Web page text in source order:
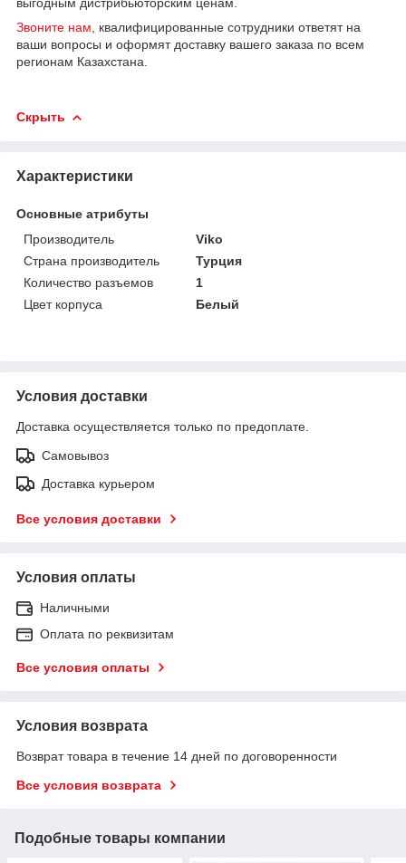
Звоните нам , квалифицированные сотрудники ответят на
ваши вопросы и оформят доставку вашего заказа по всем
регионам Казахстана.
Скрыть
Характеристики
Основные атрибуты
Производитель
Viko
Страна производитель
Турция
Количество разъемов
1
Цвет корпуса
Белый
Условия доставки
Доставка осуществляется только по предоплате.
Самовывоз
Доставка курьером
Все условия доставки
Условия оплаты
Наличными
Оплата по реквизитам
Все условия оплаты
Условия возврата
Возврат товара в течение 14 дней по договоренности
Все условия возврата
Подобные товары компании